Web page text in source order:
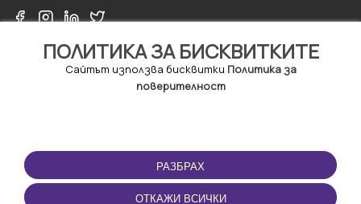
ПОЛИТИКА ЗА БИСКВИТКИТЕ
Сайтът използва бисквитки Политика за
поверителност
РАЗБРАХ
ОТКАЖИ ВСИЧКИ
ПОЛЗВАНЕ
Правила и условия за
ползване
ПРИЛОЖЕНИЕТО